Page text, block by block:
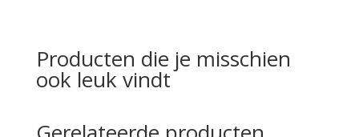
Producten die je misschien
ook leuk vindt